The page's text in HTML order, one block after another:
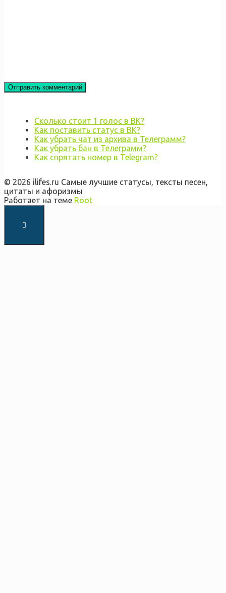
Сколько стоит 1 голос в ВК?
Как поставить статус в ВК?
Как убрать чат из архива в Телеграмм?
Как убрать бан в Телеграмм?
Как спрятать номер в Telegram?
© 2026 ilifes.ru Самые лучшие статусы, тексты песен,
цитаты и афоризмы
Работает на теме Root